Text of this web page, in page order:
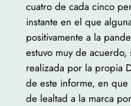
cuatro de cada cinco
instante en el que
positivamente a la
estuvo muy de acuerdo,
realizada por la propia
de este informe, en
de lealtad a la marca